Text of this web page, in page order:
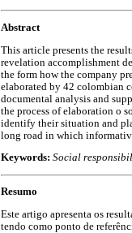
Abstract
This article presents the
revelation accomplishment
the form how the company
elaborated by 42 colombian
documental analysis and
the process of elaboration o
identify their situation and
long road in which
Keywords: Social
Resumo
Este artigo apresenta os
tendo como ponto de